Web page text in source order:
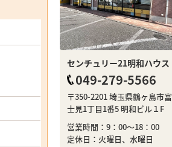
センチュリー21明和ハウス
049-279-5566
〒350-2201 埼玉県鶴ヶ島市富
士見1丁目1番5 明和ビル１F
営業時間：9：00～18：00
定休日：火曜日、水曜日